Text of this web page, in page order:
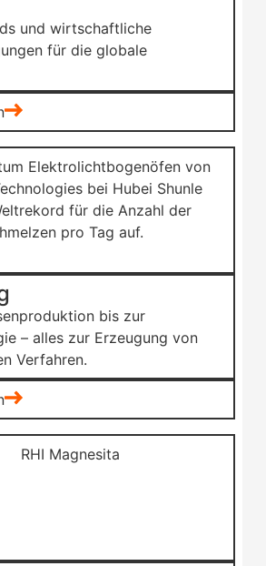
und wirtschaftliche
für die globale
bis zur
– alles zur Erzeugung von
Verfahren.